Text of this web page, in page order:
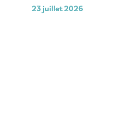
23 juillet 2026